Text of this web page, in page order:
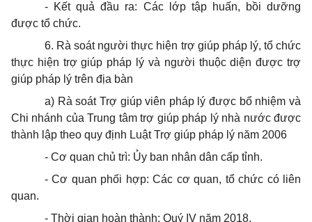
- Kết quả đầu ra: Các lớp tập huấn, bồi dưỡng
được tổ chức.
6. Rà soát người thực hiện trợ giúp pháp lý, tổ chức
thực hiện trợ giúp pháp lý và người thuộc diện được trợ
giúp pháp lý trên địa bàn
a) Rà soát Trợ giúp viên pháp lý được bổ nhiệm và
Chi nhánh của Trung tâm trợ giúp pháp lý nhà nước được
thành lập theo quy định Luật Trợ giúp pháp lý năm 2006
- Cơ quan chủ trì: Ủy ban nhân dân cấp tỉnh.
- Cơ quan phối hợp: Các cơ quan, tổ chức có liên
quan.
- Thời gian hoàn thành: Quý IV năm 2018.